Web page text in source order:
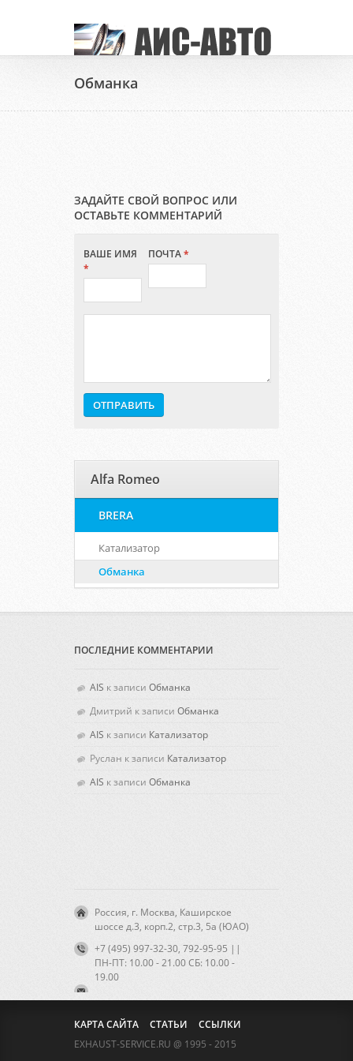
Обманка
ЗАДАЙТЕ СВОЙ ВОПРОС ИЛИ
ОСТАВЬТЕ КОММЕНТАРИЙ
ВАШЕ ИМЯ
*
ПОЧТА*
Alfa Romeo
BRERA
Катализатор
Обманка
ПОСЛЕДНИЕ КОММЕНТАРИИ
AIS к записи Обманка
Дмитрий к записи Обманка
AIS к записи Катализатор
Руслан к записи Катализатор
AIS к записи Обманка
Россия, г. Москва, Каширское
шоссе д.3, корп.2, стр.3, 5а (ЮАО)
+7 (495) 997-32-30, 792-95-95 ||
ПН-ПТ: 10.00 - 21.00 CБ: 10.00 -
19.00
КАРТА САЙТА СТАТЬИ
ССЫЛКИ
EXHAUST-SERVICE.RU @ 1995 - 2015